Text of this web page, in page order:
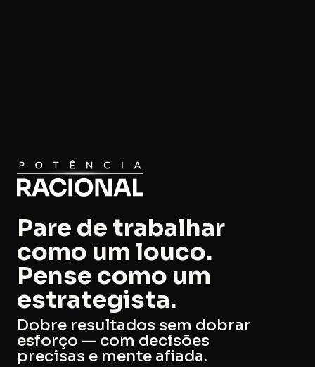
Pare de trabalhar
como um louco.
Pense como um
estrategista.
Dobre resultados sem dobrar
esforço — com decisões
precisas e mente afiada.